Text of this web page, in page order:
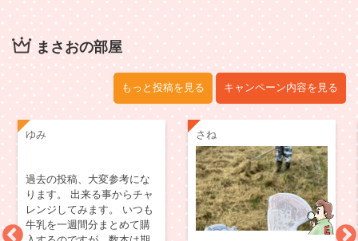
っぱりした感じで食べられ
ます。
です。...
まさおの部屋
もっと投稿を見る キャンペーン内容を見る
ゆみ
過去の投稿、大変参考にな
ります。 出来る事からチャ
レンジしてみます。 いつも
牛乳を一週間分まとめて購
さね